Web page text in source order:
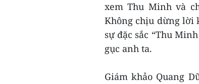
xem Thu Minh và
Không chịu dừng lời
sự đặc sắc “Thu
gục anh ta.
Giám khảo Quang